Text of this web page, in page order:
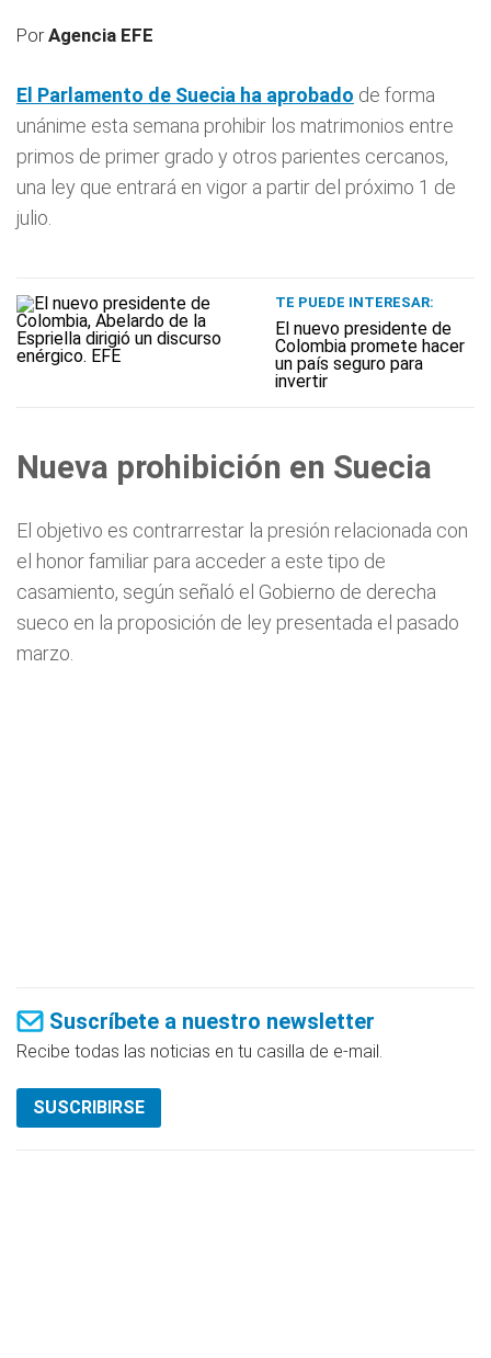
PorAgencia EFE
El Parlamento de Suecia ha aprobado de forma
unánime esta semana prohibir los matrimonios entre
primos de primer grado y otros parientes cercanos,
una ley que entrará en vigor a partir del próximo 1 de
julio.
TE PUEDE INTERESAR:
El nuevo presidente de
Colombia promete hacer
un país seguro para
invertir
Nueva prohibición en Suecia
El objetivo es contrarrestar la presión relacionada con
el honor familiar para acceder a este tipo de
casamiento, según señaló el Gobierno de derecha
sueco en la proposición de ley presentada el pasado
marzo.
Suscríbete a nuestro newsletter
Recibe todas las noticias en tu casilla de e-mail.
SUSCRIBIRSE